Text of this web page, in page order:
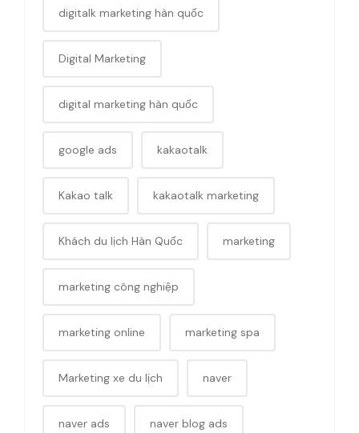
digitalk marketing hàn quốc
Digital Marketing
digital marketing hàn quốc
google ads kakaotalk
Kakao talk kakaotalk marketing
Khách du lịch Hàn Quốc marketing
marketing công nghiệp
marketing online marketing spa
Marketing xe du lịch naver
naver ads naver blog ads